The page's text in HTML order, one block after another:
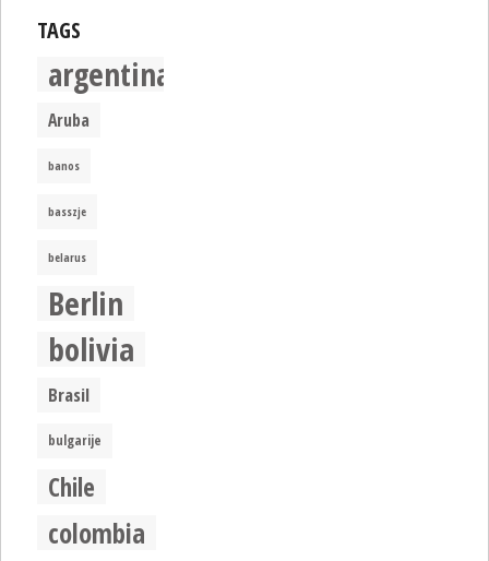
TAGS
argentina
Aruba
banos
basszje
belarus
Berlin
bolivia
Brasil
bulgarije
Chile
colombia